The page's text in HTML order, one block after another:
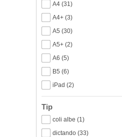
A4 (31)
A4+ (3)
A5 (30)
A5+ (2)
A6 (5)
B5 (6)
iPad (2)
Tip
coli albe (1)
dictando (33)